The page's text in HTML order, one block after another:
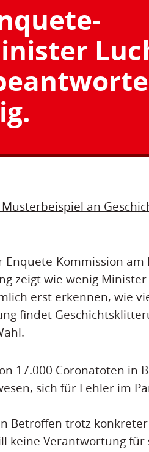
Musterbeispiel an
Kommission
zeigt wie wenig
erst erkennen, wie
findet
17.000 Coronatoten in
sich für Fehler im
Betroffen trotz
keine Verantwortung für